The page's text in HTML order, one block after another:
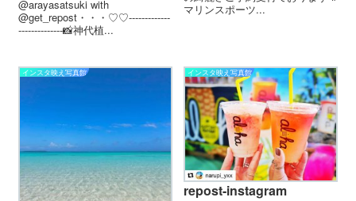
@arayasatsuki with
@get_repost・・・♡♡-------------
--------------📸神代植...
マリンスポーツ...
インスタ映え写真館 インスタ映え写真館
repost-instagram